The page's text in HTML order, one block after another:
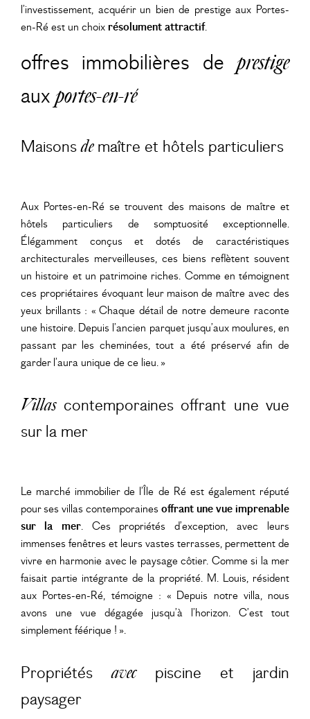
l’investissement, acquérir un bien de prestige aux Portes-
en-Ré est un choix résolument attractif.
offres immobilières deprestige
auxportes-en-ré
Maisonsdemaître et hôtels particuliers
Aux Portes-en-Ré se trouvent des maisons de maître et
hôtels particuliers de somptuosité exceptionnelle.
Élégamment conçus et dotés de caractéristiques
architecturales merveilleuses, ces biens reflètent souvent
un histoire et un patrimoine riches. Comme en témoignent
ces propriétaires évoquant leur maison de maître avec des
yeux brillants : « Chaque détail de notre demeure raconte
une histoire. Depuis l’ancien parquet jusqu’aux moulures, en
passant par les cheminées, tout a été préservé afin de
garder l’aura unique de ce lieu. »
Villascontemporaines offrant une vue
sur la mer
Le marché immobilier de l’Île de Ré est également réputé
pour ses villas contemporaines offrant une vue imprenable
sur la mer. Ces propriétés d’exception, avec leurs
immenses fenêtres et leurs vastes terrasses, permettent de
vivre en harmonie avec le paysage côtier. Comme si la mer
faisait partie intégrante de la propriété. M. Louis, résident
aux Portes-en-Ré, témoigne : « Depuis notre villa, nous
avons une vue dégagée jusqu’à l’horizon. C’est tout
simplement féérique ! ».
Propriétésavecpiscine et jardin
paysager